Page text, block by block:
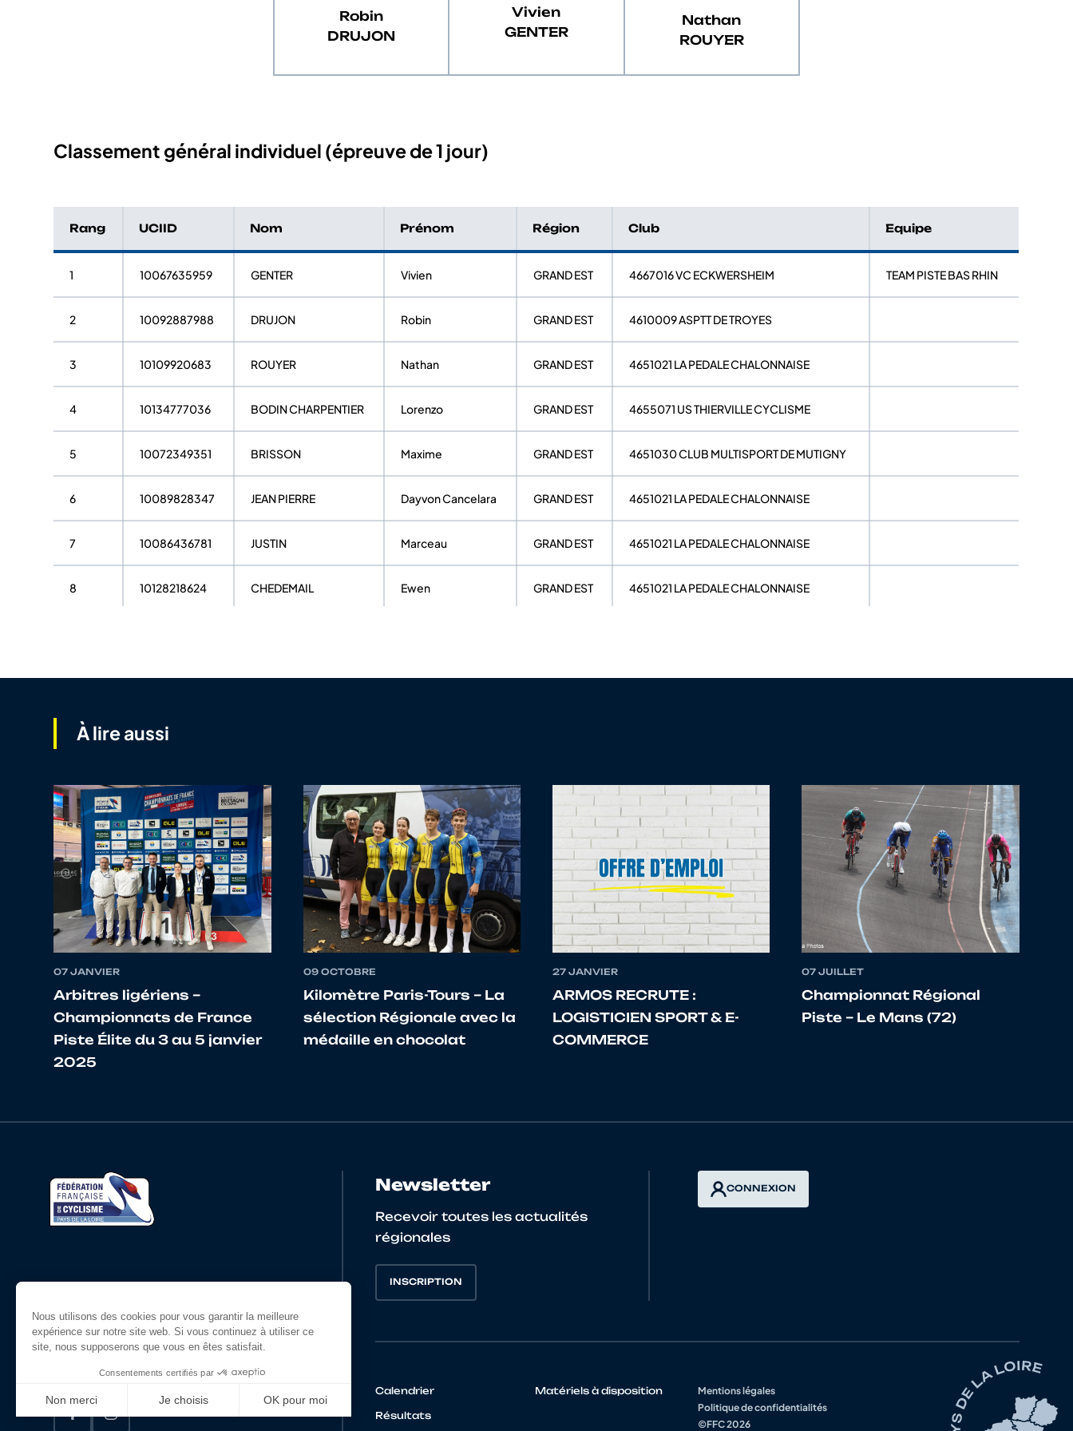
Vivien
GENTER
Robin
DRUJON
Nathan
ROUYER
Classement général individuel (épreuve de 1 jour)
Rang UCIID Nom Prénom Région Club Equipe
1 10067635959 GENTER Vivien GRAND EST 4667016 VC ECKWERSHEIM TEAM PISTE BAS RHIN
2 10092887988 DRUJON Robin GRAND EST 4610009 ASPTT DE TROYES
3 10109920683 ROUYER Nathan GRAND EST 4651021 LA PEDALE CHALONNAISE
4 10134777036 BODIN CHARPENTIER Lorenzo GRAND EST 4655071 US THIERVILLE CYCLISME
5 10072349351 BRISSON Maxime GRAND EST 4651030 CLUB MULTISPORT DE MUTIGNY
6 10089828347 JEAN PIERRE Dayvon Cancelara GRAND EST 4651021 LA PEDALE CHALONNAISE
7 10086436781 JUSTIN Marceau GRAND EST 4651021 LA PEDALE CHALONNAISE
8 10128218624 CHEDEMAIL Ewen GRAND EST 4651021 LA PEDALE CHALONNAISE
À lire aussi
07 JANVIER
Arbitres ligériens –
Championnats de France
Piste Élite du 3 au 5 janvier
2025
09 OCTOBRE
Kilomètre Paris-Tours – La
sélection Régionale avec la
médaille en chocolat
27 JANVIER
ARMOS RECRUTE :
LOGISTICIEN SPORT & E-
COMMERCE
07 JUILLET
Championnat Régional
Piste – Le Mans (72)
Suivez-nous !
Newsletter
Recevoir toutes les actualités
régionales
INSCRIPTION
CONNEXION
Calendrier Matériels à disposition
Résultats
Mentions légales
Politique de confidentialités
©FFC 2026